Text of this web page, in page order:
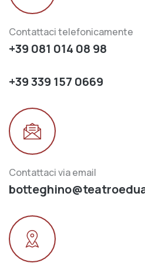
Contattaci telefonicamente
+39 081 014 08 98
+39 339 157 0669
Contattaci via email